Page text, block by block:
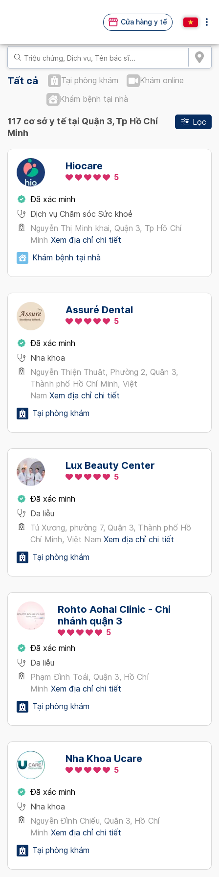
Cửa hàng y tế
Tất cả Tại phòng khám
Khám online
Khám bệnh tại nhà
Lọc
117 cơ sở y tế tại Quận 3, Tp Hồ Chí
Minh
Hiocare
5
Đã xác minh
Dịch vụ Chăm sóc Sức khoẻ
Nguyễn Thị Minh khai, Quận 3, Tp Hồ Chí
Minh Xem địa chỉ chi tiết
Khám bệnh tại nhà
Assuré Dental
5
Đã xác minh
Nha khoa
Nguyễn Thiện Thuật, Phường 2, Quận 3,
Thành phố Hồ Chí Minh, Việt
Nam Xem địa chỉ chi tiết
Tại phòng khám
Lux Beauty Center
5
Đã xác minh
Da liễu
Tú Xương, phường 7, Quận 3, Thành phố Hồ
Chí Minh, Việt Nam Xem địa chỉ chi tiết
Tại phòng khám
Rohto Aohal Clinic - Chi
nhánh quận 3
5
Đã xác minh
Da liễu
Phạm Đình Toái, Quận 3, Hồ Chí
Minh Xem địa chỉ chi tiết
Tại phòng khám
Nha Khoa Ucare
5
Đã xác minh
Nha khoa
Nguyễn Đình Chiểu, Quận 3, Hồ Chí
Minh Xem địa chỉ chi tiết
Tại phòng khám